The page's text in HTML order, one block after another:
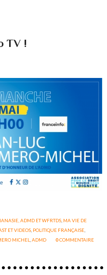
TV !
ADMD ET WFRTDS, MA VIE DE
ET VIDEOS POLITIQUE FRANÇAISE
MICHEL ,ADMD 0COMMENTAIRE